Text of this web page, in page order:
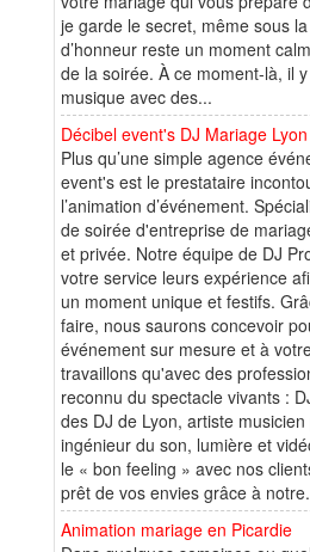
je garde le secret, même sous
d’honneur reste un moment
de la soirée. À ce moment-là, il
musique avec des...
Décibel event's DJ Mariage Lyon
Plus qu’une simple agence
event's est le prestataire
l’animation d’événement.
de soirée d'entreprise de
et privée. Notre équipe de DJ
votre service leurs expérience
un moment unique et festifs.
faire, nous saurons concevoir
événement sur mesure et à
travaillons qu'avec des
reconnu du spectacle vivants :
des DJ de Lyon, artiste
ingénieur du son, lumière et
le « bon feeling » avec nos
prêt de vos envies grâce à
Animation mariage en Picardie